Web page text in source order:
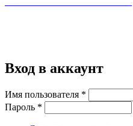
Вход в аккаунт
Имя пользователя *
Пароль *